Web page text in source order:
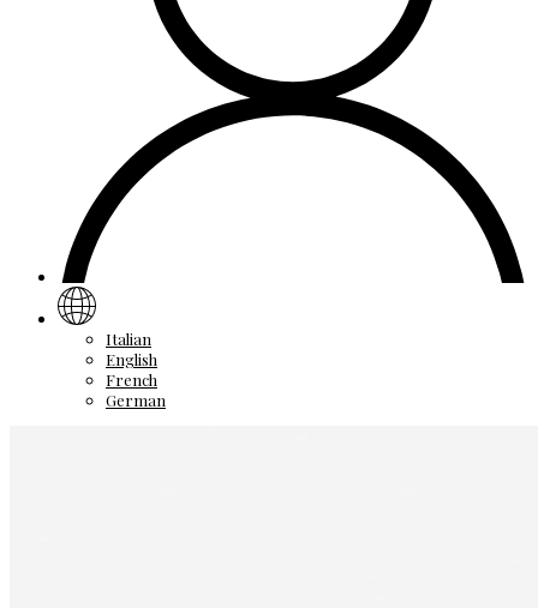
Italian
English
French
German